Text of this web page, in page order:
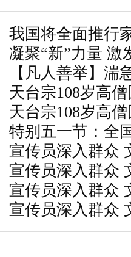
开展“5·20世界
我国将全面推行
凝聚“新”力量
部长李晶晶调
【凡人善举】
水少年从死神手
天台宗108岁高
思
天台宗108岁高
思
特别五一节：全
神
宣传员深入群众
思日”暨“文明行
宣传员深入群众
思日”暨“文明行
宣传员深入群众
思日”暨“文明行
宣传员深入群众
思日”暨“文明行